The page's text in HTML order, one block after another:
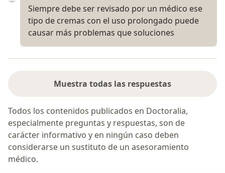
Siempre debe ser revisado por un médico ese
tipo de cremas con el uso prolongado puede
causar más problemas que soluciones
Muestra todas las respuestas
Todos los contenidos publicados en Doctoralia,
especialmente preguntas y respuestas, son de
carácter informativo y en ningún caso deben
considerarse un sustituto de un asesoramiento
médico.